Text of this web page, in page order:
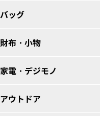
バッグ
財布・小物
家電・デジモノ
アウトドア